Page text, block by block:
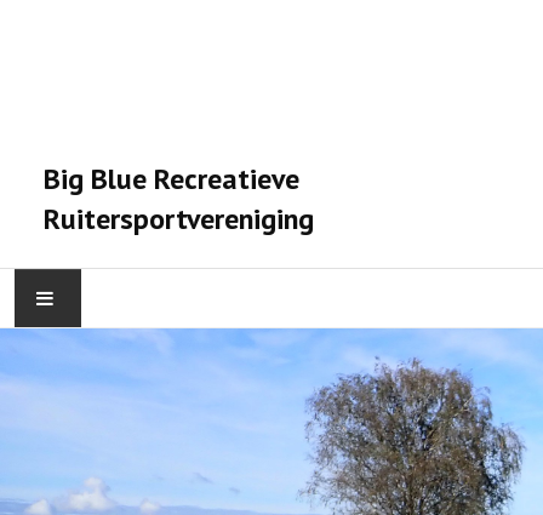
Big Blue Recreatieve
Ruitersportvereniging
VERENIGING